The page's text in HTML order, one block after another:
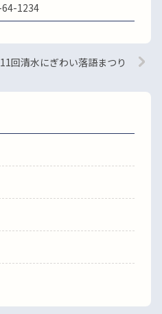
64-1234
回清水にぎわい落語まつり